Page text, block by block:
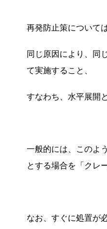
再発防止策について
同じ原因により、同
て実施すること、
すなわち、水平展開
一般的には、このよ
とする場合を「クレ
なお、すぐに処置が